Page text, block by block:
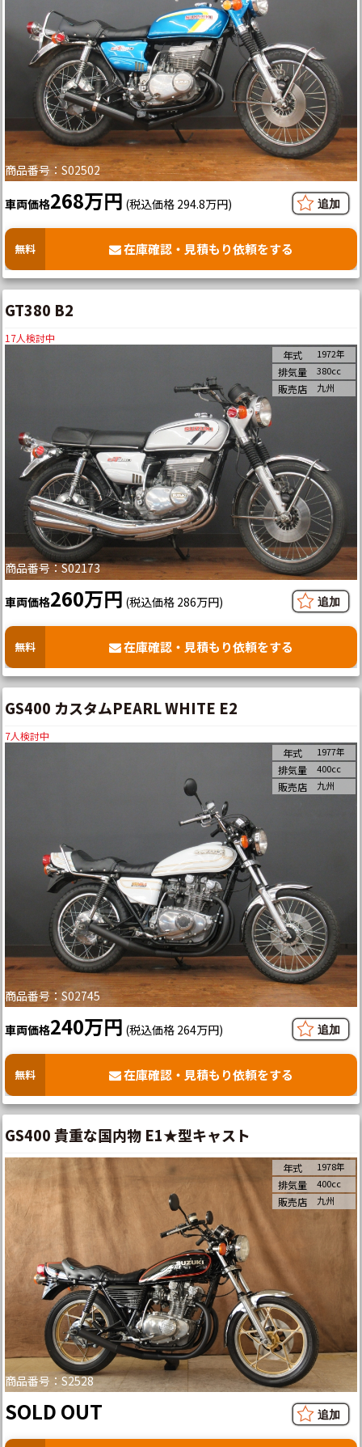
商品番号：S02502
車両価格268万円 (税込価格 294.8万円)
無料 在庫確認・見積もり依頼をする
GT380 B2
17人検討中
商品番号：S02173
年式 1972年
排気量 380cc
販売店 九州
車両価格260万円 (税込価格 286万円)
無料 在庫確認・見積もり依頼をする
GS400 カスタムPEARL WHITE E2
7人検討中
商品番号：S02745
年式 1977年
排気量 400cc
販売店 九州
車両価格240万円 (税込価格 264万円)
無料 在庫確認・見積もり依頼をする
GS400 貴重な国内物 E1★型キャスト
商品番号：S2528
年式 1978年
排気量 400cc
販売店 九州
SOLD OUT